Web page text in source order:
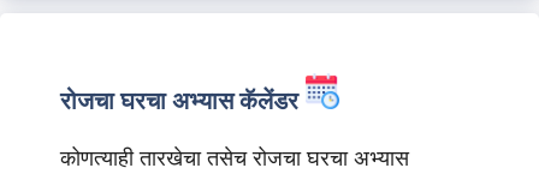
रोजचा घरचा अभ्यास कॅलेंडर
कोणत्याही तारखेचा तसेच रोजचा घरचा अभ्यास